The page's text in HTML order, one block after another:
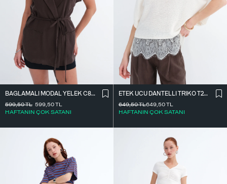
BAĞLAMALI MODAL YELEK C8021
599,50TL
HAFTANIN ÇOK SATANI
599,50TL
ETEK UCU DANTELLI TRIKO T261025
649,50TL
HAFTANIN ÇOK SATANI
649,50TL